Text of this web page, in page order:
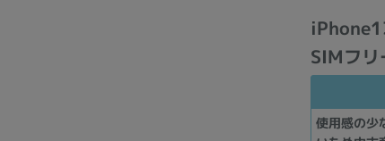
SIMフリ
使用感の少